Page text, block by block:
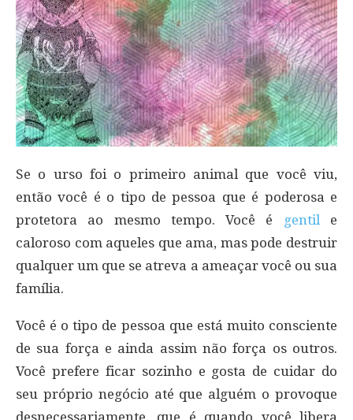
Se o urso foi o primeiro animal que você viu,
então você é o tipo de pessoa que é poderosa e
protetora ao mesmo tempo. Você é
gentil e
caloroso com aqueles que ama, mas pode destruir
qualquer um que se atreva a ameaçar você ou sua
família.
Você é o tipo de pessoa que está muito consciente
de sua força e ainda assim não força os outros.
Você prefere ficar sozinho e gosta de cuidar do
seu próprio negócio até que alguém o provoque
desnecessariamente, que é quando você libera